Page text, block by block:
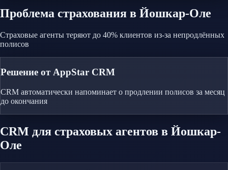
Проблема страхования в Йошкар-Оле
Страховые агенты теряют до 40% клиентов из-за непродлённых
полисов
Решение от AppStar CRM
CRM автоматически напоминает о продлении полисов за месяц
до окончания
CRM для страховых агентов в Йошкар-
Оле